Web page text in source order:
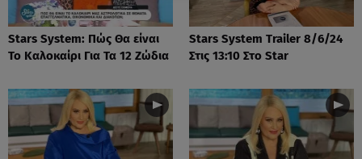
Stars System: Πώς Θα είναι
Το Καλοκαίρι Για Τα 12 Ζώδια
Stars System Trailer 8/6/24
Στις 13:10 Στο Star